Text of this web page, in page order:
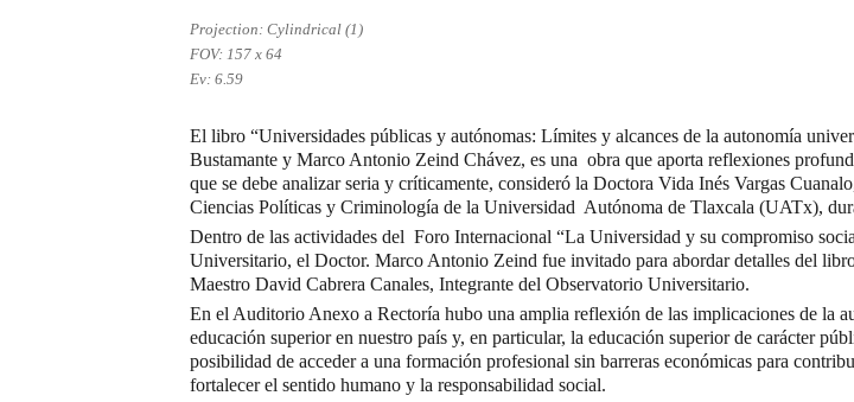
Projection: Cylindrical (1)
FOV: 157 x 64
Ev: 6.59
El libro “Universidades públicas y autónomas: Límites y alcances de la autonomía
Bustamante y Marco Antonio Zeind Chávez, es una obra que aporta reflexiones
que se debe analizar seria y críticamente, consideró la Doctora Vida Inés Vargas
Ciencias Políticas y Criminología de la Universidad Autónoma de Tlaxcala (UATx),
Dentro de las actividades del Foro Internacional “La Universidad y su compromiso
Universitario, el Doctor. Marco Antonio Zeind fue invitado para abordar detalles del
Maestro David Cabrera Canales, Integrante del Observatorio Universitario.
En el Auditorio Anexo a Rectoría hubo una amplia reflexión de las implicaciones de la
educación superior en nuestro país y, en particular, la educación superior de carácter
posibilidad de acceder a una formación profesional sin barreras económicas para
fortalecer el sentido humano y la responsabilidad social.